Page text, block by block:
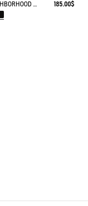
NEIGHBORHOOD - CASUAL TOTEBAG (15L) 185.00$